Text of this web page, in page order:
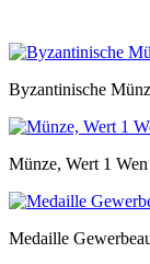
Byzantinische
Münze, Wert 1 Wen
Medaille